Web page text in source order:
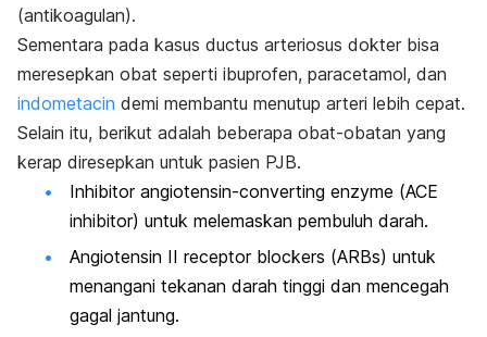
(antikoagulan).
Sementara pada kasus ductus arteriosus dokter bisa
meresepkan obat seperti ibuprofen, paracetamol, dan
indometacin demi membantu menutup arteri lebih cepat.
Selain itu, berikut adalah beberapa obat-obatan yang
kerap diresepkan untuk pasien PJB.
Inhibitor angiotensin-converting enzyme (ACE
inhibitor) untuk melemaskan pembuluh darah.
Angiotensin II receptor blockers (ARBs) untuk
menangani tekanan darah tinggi dan mencegah
gagal jantung.